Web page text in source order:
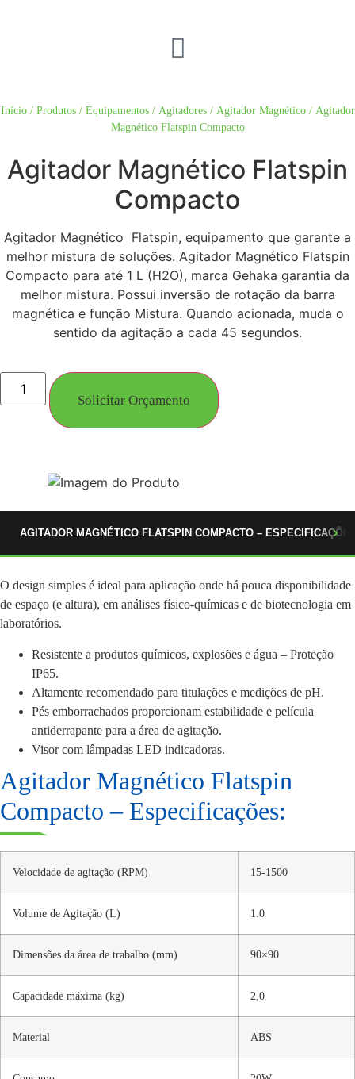
Início/ Produtos/ Equipamentos/ Agitadores/ Agitador Magnético/ Agitador
Magnético Flatspin Compacto
Agitador Magnético Flatspin
Compacto
Agitador Magnético Flatspin, equipamento que garante a
melhor mistura de soluções. Agitador Magnético Flatspin
Compacto para até 1 L (H2O), marca Gehaka garantia da
melhor mistura. Possui inversão de rotação da barra
magnética e função Mistura. Quando acionada, muda o
sentido da agitação a cada 45 segundos.
Solicitar Orçamento
AGITADOR MAGNÉTICO FLATSPIN COMPACTO –
O design simples é ideal para aplicação onde há pouca disponibilidade
de espaço (e altura), em análises físico-químicas e de biotecnologia em
laboratórios.
Resistente a produtos químicos, explosões e água – Proteção
IP65.
Altamente recomendado para titulações e medições de pH.
Pés emborrachados proporcionam estabilidade e película
antiderrapante para a área de agitação.
Visor com lâmpadas LED indicadoras.
Agitador Magnético Flatspin
Compacto – Especificações:
Velocidade de agitação (RPM) 15-1500
Volume de Agitação (L) 1.0
Dimensões da área de trabalho (mm) 90×90
Capacidade máxima (kg) 2,0
Material ABS